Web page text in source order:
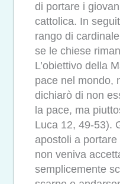
di portare i
cattolica. In
rango di
se le chiese
L’obiettivo della
pace nel mondo,
dichiarò di non
la pace, ma
Luca 12, 49-53).
apostoli a
non veniva
semplicemente